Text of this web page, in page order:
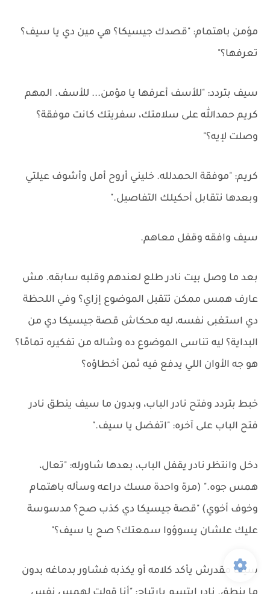
مؤمن باهتمام: "قصدك جيسيكا؟ هي مين دي يا سيف؟
تعرفها؟"
سيف بتردد: "للأسف أعرفها يا مؤمن... للأسف. المهم
كريم حمدالله على سلامتك، سفريتك كانت موفقة؟
وصلت لإيه؟"
كريم: "موفقة الحمدلله. خليني أروح أمل وأشوف عيلتي
وبعدها نتقابل أحكيلك التفاصيل."
سيف وافقه وقفل معاهم.
بعد ما وصل بيت نادر طلع لعندهم وقلبه سابقه. مش
عارف همس ممكن تتقبل الموضوع إزاي؟ وفي اللحظة
دي استغبى نفسه، ليه محكاش قصة جيسيكا دي من
البداية؟ ليه تناسى الموضوع ده وشاله من تفكيره تمامًا؟
هو جه الأوان اللي يدفع فيه ثمن أخطاؤه؟
خبط بتردد وفتح نادر الباب، وبدون ما سيف ينطق نادر
فتح الباب على آخره: "اتفضل يا سيف."
دخل وانتظر نادر يقفل الباب، بعدها شاورله: "تعال،
همس جوه." (مرة واحدة مسك دراعه وسأله باهتمام
وخوف أخوي) "قصة جيسيكا دي كذب صح؟ مدسوسة
عليك علشان يسوؤوا سمعتك؟ صح يا سيف؟"
سيف مقدرش يأكد كلامه أو يكذبه فشاور بدماغه بدون